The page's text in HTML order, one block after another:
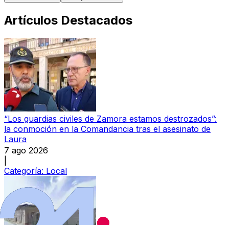
Artículos Destacados
“Los guardias civiles de Zamora estamos destrozados”:
la conmoción en la Comandancia tras el asesinato de
Laura
7 ago 2026
Categoría: Local